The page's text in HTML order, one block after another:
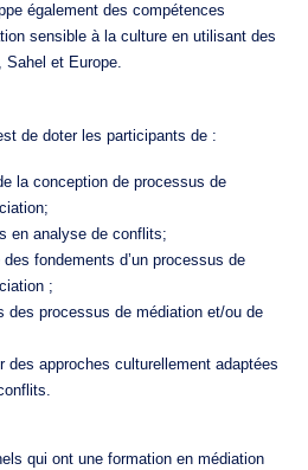
également des compétences
sensible à la culture en utilisant des
Sahel et Europe.
de doter les participants de :
la conception de processus de
en analyse de conflits;
fondements d’un processus de
;
des processus de médiation et/ou de
des approches culturellement adaptées
qui ont une formation en médiation